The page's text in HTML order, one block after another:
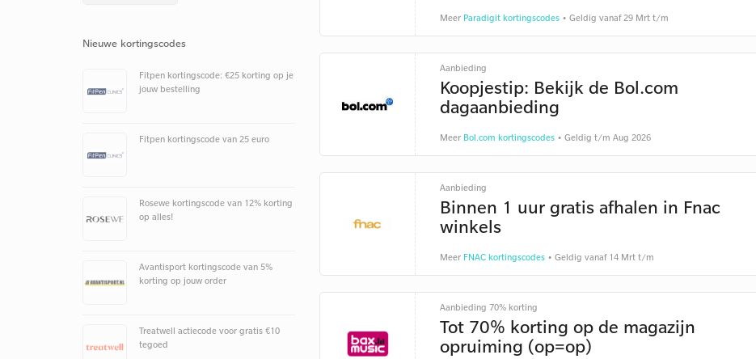
Meer Paradigit kortingscodes• Geldig vanaf 29 Mrt t/m
Aanbieding
Koopjestip: Bekijk de Bol.com
dagaanbieding
Meer Bol.com kortingscodes• Geldig t/m Aug 2026
Aanbieding
Binnen 1 uur gratis afhalen in Fnac
winkels
Meer FNAC kortingscodes• Geldig vanaf 14 Mrt t/m
Aanbieding 70% korting
Tot 70% korting op de magazijn
opruiming (op=op)
Nieuwe kortingscodes
Fitpen kortingscode: €25 korting op je
jouw bestelling
Fitpen kortingscode van 25 euro
Rosewe kortingscode van 12% korting
op alles!
Avantisport kortingscode van 5%
korting op jouw order
Treatwell actiecode voor gratis €10
tegoed